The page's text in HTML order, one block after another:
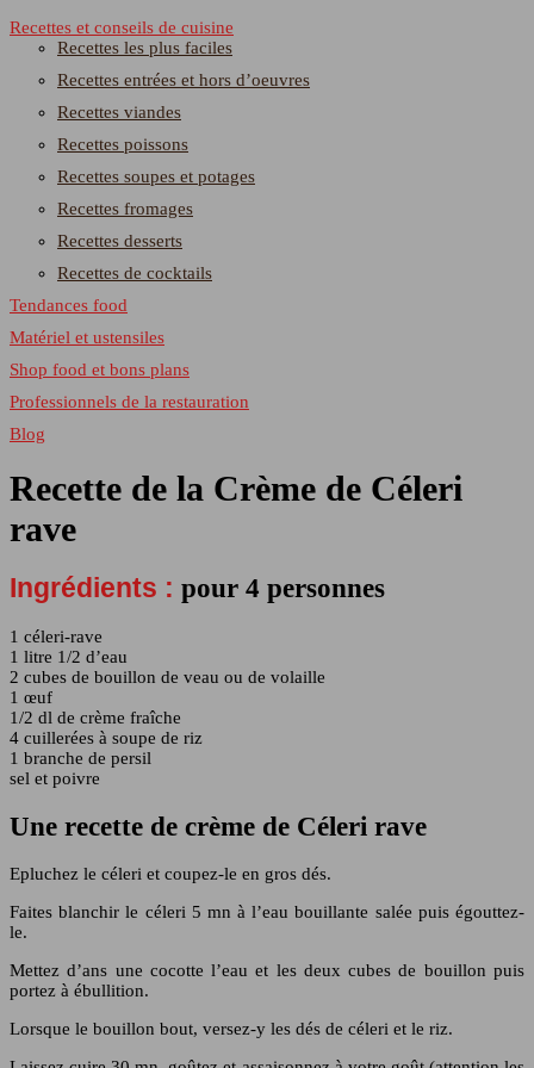
Recettes et conseils de cuisine
Recettes les plus faciles
Recettes entrées et hors d’oeuvres
Recettes viandes
Recettes poissons
Recettes soupes et potages
Recettes fromages
Recettes desserts
Recettes de cocktails
Tendances food
Matériel et ustensiles
Shop food et bons plans
Professionnels de la restauration
Blog
Recette de la Crème de Céleri
rave
Ingrédients : pour 4 personnes
1 céleri-rave
1 litre 1/2 d’eau
2 cubes de bouillon de veau ou de volaille
1 œuf
1/2 dl de crème fraîche
4 cuillerées à soupe de riz
1 branche de persil
sel et poivre
Une recette de crème de Céleri rave
Epluchez le céleri et coupez-le en gros dés.
Faites blanchir le céleri 5 mn à l’eau bouillante salée puis égouttez-
le.
Mettez d’ans une cocotte l’eau et les deux cubes de bouillon puis
portez à ébullition.
Lorsque le bouillon bout, versez-y les dés de céleri et le riz.